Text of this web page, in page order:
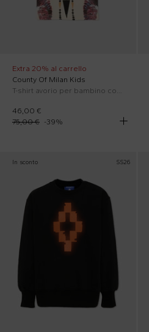
Extra 20% al carrello
County Of Milan Kids
46,00 €
75,00 € -39%
In sconto SS26